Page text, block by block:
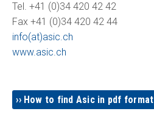
Tel. +41 (0)34 420 42 42
Fax +41 (0)34 420 42 44
info(at)asic.ch
www.asic.ch
How to find Asic in pdf format